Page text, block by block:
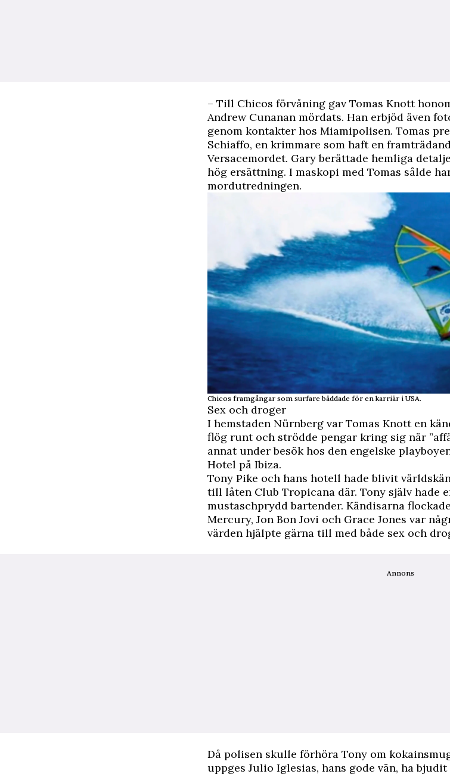
– Till Chicos förvåning gav Tomas Knott
Andrew Cunanan mördats. Han erbjöd även
genom kontakter hos Miamipolisen. Tomas
Schiaffo, en krimmare som haft en
Versacemordet. Gary berättade hemliga
hög ersättning. I maskopi med Tomas sålde
mordutredningen.
Chicos framgångar som surfare bäddade för en karriär i USA.
Sex och droger
I hemstaden Nürnberg var Tomas Knott en
flög runt och strödde pengar kring sig när
annat under besök hos den engelske
Hotel på Ibiza.
Tony Pike och hans hotell hade blivit
till låten Club Tropicana där. Tony själv hade
mustaschprydd bartender. Kändisarna
Mercury, Jon Bon Jovi och Grace Jones var
värden hjälpte gärna till med både sex och
Annons
Då polisen skulle förhöra Tony om
uppges Julio Iglesias, hans gode vän, ha